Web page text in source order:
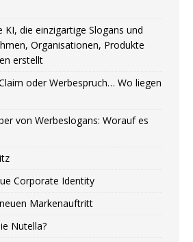
KI, die einzigartige Slogans und
Organisationen, Produkte
erstellt
oder Werbespruch… Wo liegen
von Werbeslogans: Worauf es
Corporate Identity
Markenauftritt
Nutella?